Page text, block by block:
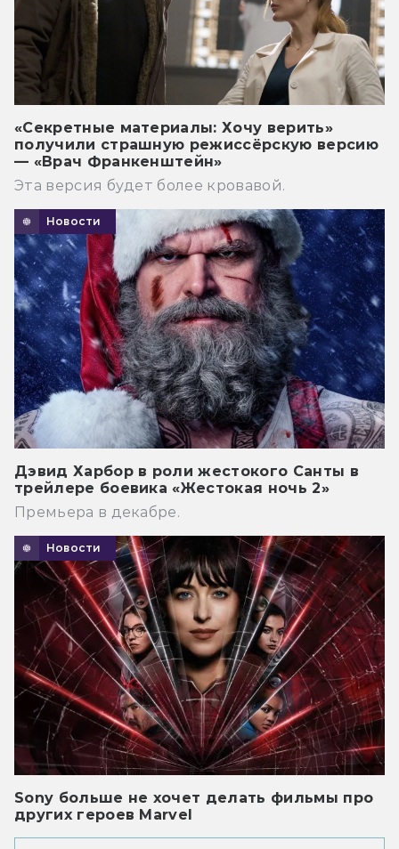
«Секретные материалы: Хочу верить»
получили страшную режиссёрскую версию
— «Врач Франкенштейн»
Эта версия будет более кровавой.
Новости
Дэвид Харбор в роли жестокого Санты в
трейлере боевика «Жестокая ночь 2»
Премьера в декабре.
Новости
Sony больше не хочет делать фильмы про
других героев Marvel